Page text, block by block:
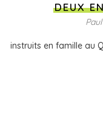
DEUX
instruits en famille au